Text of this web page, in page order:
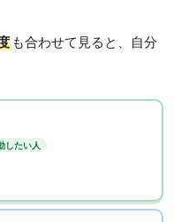
も合わせて見ると、自分
したい人